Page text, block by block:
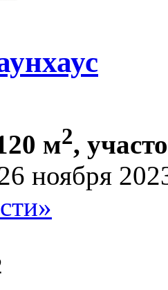
м2,
ноября